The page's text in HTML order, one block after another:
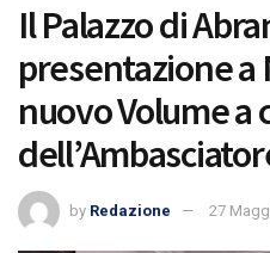
Il Palazzo di
presentazione a
nuovo Volume a
by Redazione 27